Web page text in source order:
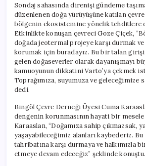
Sondaj sahasında direnişi gündeme
düzenlenen doğa yürüyüşüne katılan
bölgenin ekosistemine yönelik tehditlere
Etkinlikte konuşan çevreci Goze Çiçek,
doğada jeotermal projeye karşı durmak ve
korumak için buradayız. Bu bir talan
gelen doğaseverler olarak dayanışmayı
kamuoyunun dikkatini Varto’ya çekmek
Toprağımıza, suyumuza ve geleceğimize
dedi.
Bingöl Çevre Derneği Üyesi Cuma
dengenin korunmasının hayati bir mesele
Karaaslan, “Doğamıza sahip çıkmazsak,
yaşayabileceğimiz alanları kaybederiz.
tahribatına karşı durmaya ve halkımızla
etmeye devam edeceğiz” şeklinde konuştu.